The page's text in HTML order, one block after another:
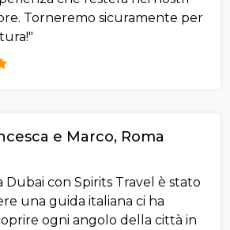
Torneremo sicuramente per
e Marco, Roma
con Spirits Travel è stato
una guida italiana ci ha
ogni angolo della città in